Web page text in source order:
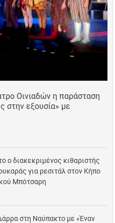
Οινιαδών η παράσταση
στην εξουσία» με
ο διακεκριμένος κιθαριστής
για ρεσιτάλ στον Κήπο
Μπότσαρη
στη Ναύπακτο με «Έναν